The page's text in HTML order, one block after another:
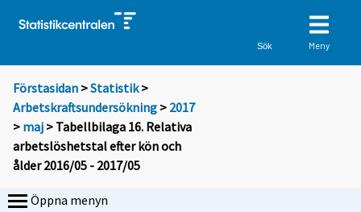
Sök Meny
Förstasidan >Statistik >
Arbetskraftsundersökning > 2017
> maj > Tabellbilaga 16. Relativa
arbetslöshetstal efter kön och
ålder 2016/05 - 2017/05
Öppna menyn